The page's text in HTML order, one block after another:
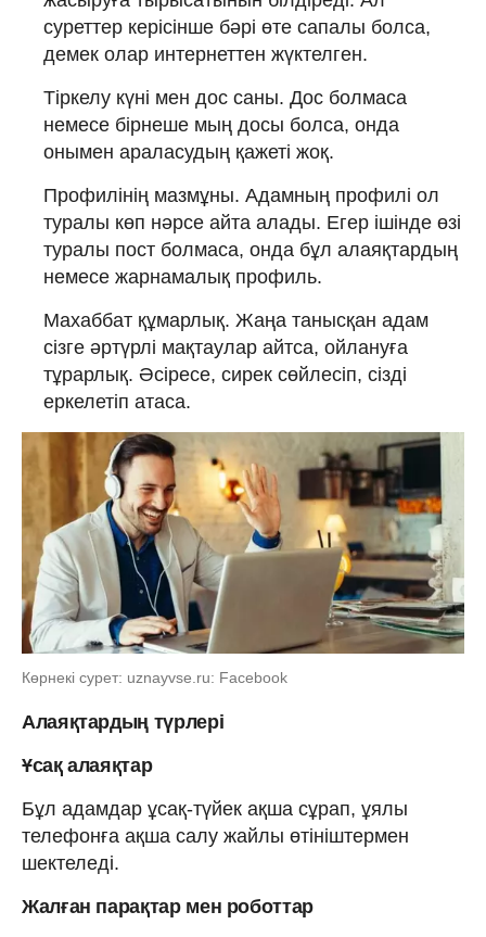
суреттер керісінше бәрі өте сапалы болса,
демек олар интернеттен жүктелген.
Тіркелу күні мен дос саны. Дос болмаса
немесе бірнеше мың досы болса, онда
онымен араласудың қажеті жоқ.
Профилінің мазмұны. Адамның профилі ол
туралы көп нәрсе айта алады. Егер ішінде өзі
туралы пост болмаса, онда бұл алаяқтардың
немесе жарнамалық профиль.
Махаббат құмарлық. Жаңа танысқан адам
сізге әртүрлі мақтаулар айтса, ойлануға
тұрарлық. Әсіресе, сирек сөйлесіп, сізді
еркелетіп атаса.
Көрнекі сурет: uznayvse.ru: Facebook
Алаяқтардың түрлері
Ұсақ алаяқтар
Бұл адамдар ұсақ-түйек ақша сұрап, ұялы
телефонға ақша салу жайлы өтініштермен
шектеледі.
Жалған парақтар мен роботтар